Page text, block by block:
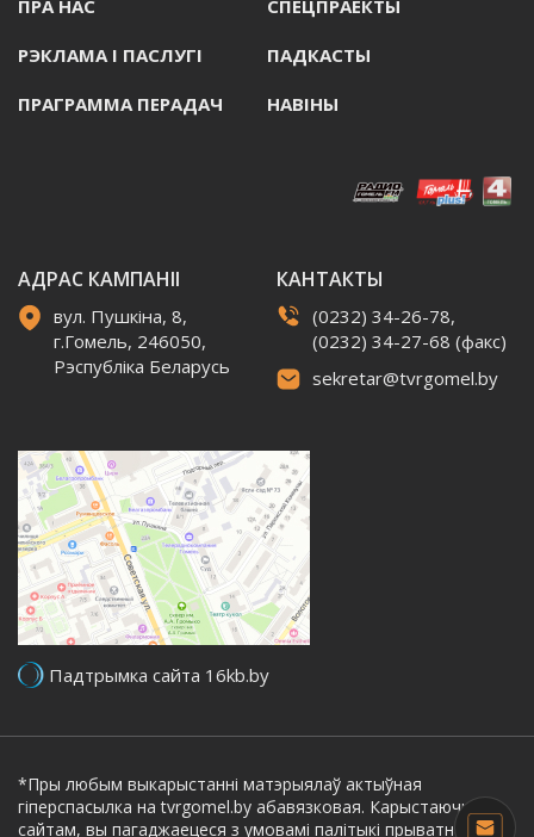
ПРА НАС СПЕЦПРАЕКТЫ
РЭКЛАМА I ПАСЛУГI ПАДКАСТЫ
ПРАГРАММА ПЕРАДАЧ НАВIНЫ
АДРАС КАМПАНІІ
вул. Пушкіна, 8,
г.Гомель, 246050,
Рэспубліка Беларусь
КАНТАКТЫ
(0232) 34-26-78,
(0232) 34-27-68 (факс)
sekretar@tvrgomel.by
Падтрымка сайта 16kb.by
*Пры любым выкарыстанні матэрыялаў актыўная
гіперспасылка на tvrgomel.by абавязковая. Карыстаючыся
сайтам, вы пагаджаецеся з умовамі палітыкі прыватнасці.